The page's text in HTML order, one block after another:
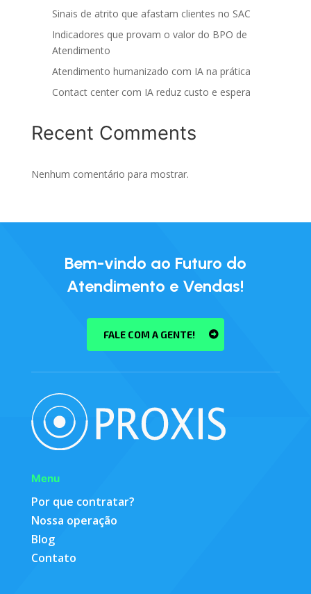
Sinais de atrito que afastam clientes no SAC
Indicadores que provam o valor do BPO de
Atendimento
Atendimento humanizado com IA na prática
Contact center com IA reduz custo e espera
Recent Comments
Nenhum comentário para mostrar.
Bem-vindo ao Futuro do
Atendimento e Vendas!
FALE COM A GENTE!
Menu
Por que contratar?
Nossa operação
Blog
Contato